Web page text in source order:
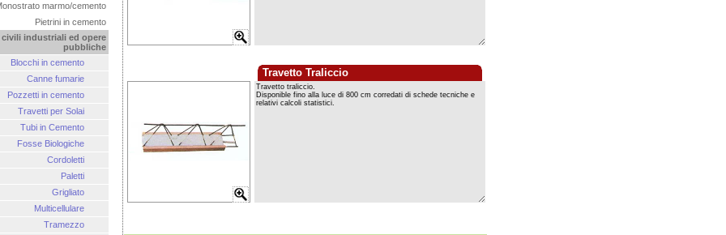
marmo/cemento
Pietrini in cemento
industriali ed opere
pubbliche
Blocchi in cemento
Canne fumarie
Pozzetti in cemento
Travetti per Solai
Tubi in Cemento
Fosse Biologiche
Cordoletti
Paletti
Grigliato
Multicellulare
Tramezzo
Travetto Traliccio